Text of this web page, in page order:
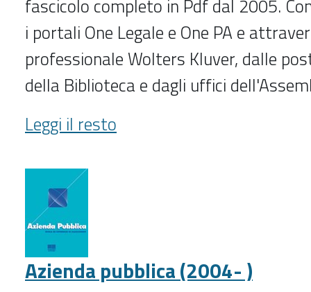
fascicolo completo in Pdf dal 2005.
i portali One Legale e One PA e
professionale Wolters Kluver, dalle
della Biblioteca e dagli uffici
Azienda
&
(2005-
2014)
Leggi il resto
Azienda pubblica (2004- )